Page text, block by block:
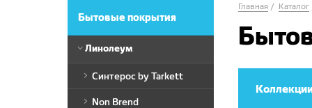
Бытовые покрытия
Линолеум
Синтерос by Tarkett
Bonus
Non Brend
Главная Каталог